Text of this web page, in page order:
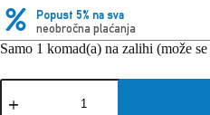
Popust 5% na sva
neobročna plaćanja
Samo 1 komad(a) na zalihi (može
Festool
crijevo